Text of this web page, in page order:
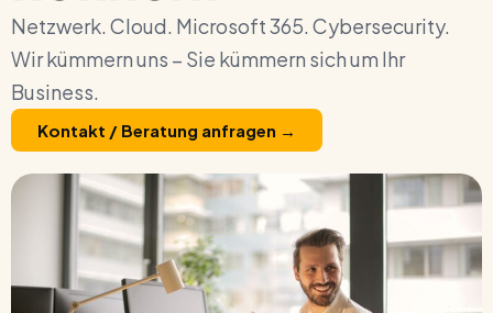
Netzwerk. Cloud. Microsoft 365. Cybersecurity.
Wir kümmern uns – Sie kümmern sich um Ihr
Business.
Kontakt / Beratung anfragen →